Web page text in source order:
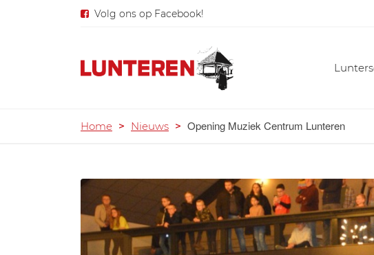
Volg ons op Facebook!
Home > Nieuws > Opening Muziek Centrum Lunteren